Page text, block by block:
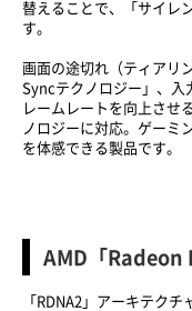
替えることで、「サイレ
す。
画面の途切れ（ティアリ
Syncテクノロジー」、入
レームレートを向上させ
ノロジーに対応。ゲーミ
を体感できる製品です。
AMD「Radeon
「RDNA2」アーキテク